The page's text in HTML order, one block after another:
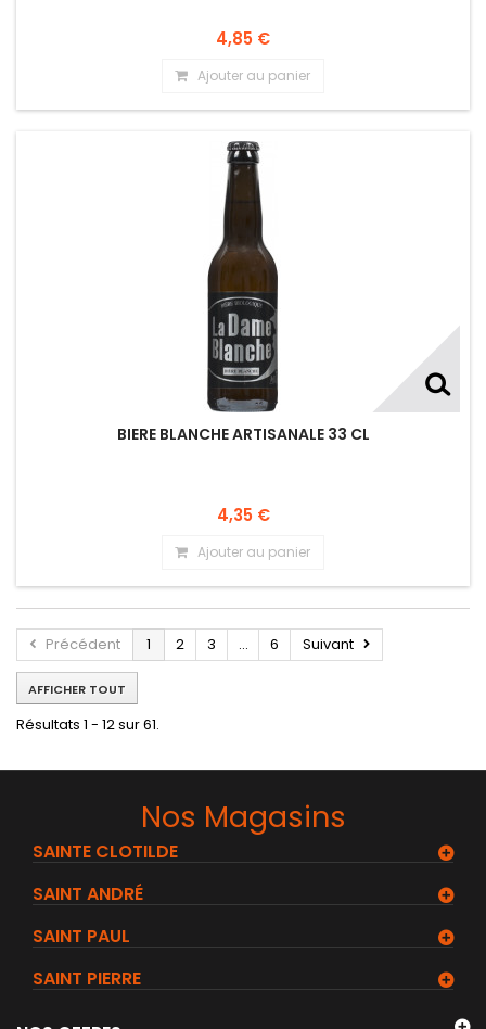
4,85 €
Ajouter au panier
BIERE BLANCHE ARTISANALE 33 CL
4,35 €
Ajouter au panier
Précédent 1 2 3 ... 6 Suivant
AFFICHER TOUT
Résultats 1 - 12 sur 61.
Nos Magasins
SAINTE CLOTILDE
SAINT ANDRÉ
SAINT PAUL
SAINT PIERRE